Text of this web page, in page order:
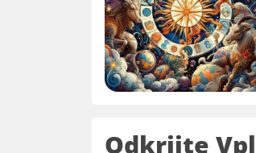
Odkrijte